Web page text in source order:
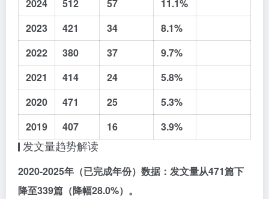
2024
512 57
11.1%
2023
421 34
8.1%
2022
380 37
9.7%
2021
414 24
5.8%
2020
471 25
5.3%
2019
407 16 3.9%
发文量趋势解读
2020-2025年 （已完成年份）数据：发文量从471篇下
降至339篇 （降幅28.0%）。